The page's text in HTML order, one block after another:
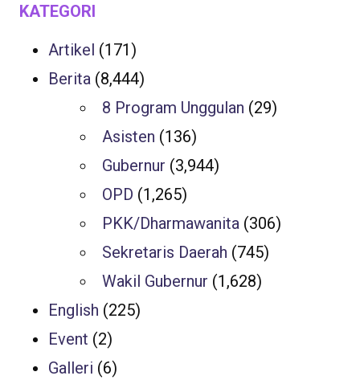
KATEGORI
Artikel (171)
Berita (8,444)
8 Program Unggulan (29)
Asisten (136)
Gubernur (3,944)
OPD (1,265)
PKK/Dharmawanita (306)
Sekretaris Daerah (745)
Wakil Gubernur (1,628)
English (225)
Event (2)
Galleri (6)